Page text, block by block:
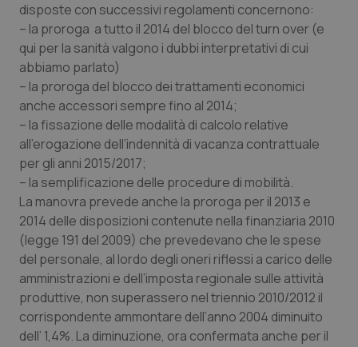
disposte con successivi regolamenti concernono:
– la proroga a tutto il 2014 del blocco del turn over (e
qui per la sanità valgono i dubbi interpretativi di cui
abbiamo parlato)
– la proroga del blocco dei trattamenti economici
anche accessori sempre fino al 2014;
– la fissazione delle modalità di calcolo relative
all’erogazione dell’indennità di vacanza contrattuale
per gli anni 2015/2017;
– la semplificazione delle procedure di mobilità.
La manovra prevede anche la proroga per il 2013 e
2014 delle disposizioni contenute nella finanziaria 2010
(legge 191 del 2009) che prevedevano che le spese
del personale, al lordo degli oneri riflessi a carico delle
amministrazioni e dell’imposta regionale sulle attività
produttive, non superassero nel triennio 2010/2012 il
corrispondente ammontare dell’anno 2004 diminuito
dell’ 1,4%. La diminuzione, ora confermata anche per il
__cf_bm
Cloudflare Inc.
.hs-analytics.net
visid_incap_2921979 .certid.it